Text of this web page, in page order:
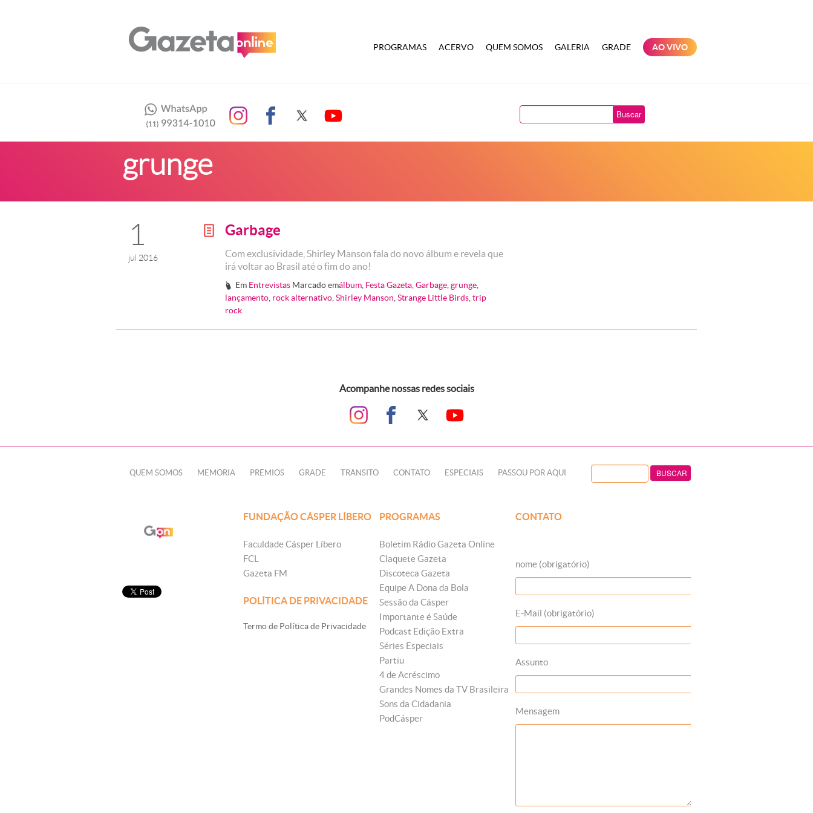
PROGRAMAS ACERVO QUEM SOMOS GALERIA GRADE AO VIVO
Buscar
grunge
1
jul 2016
g Garbage
Com exclusividade, Shirley Manson fala do novo álbum e revela que
irá voltar ao Brasil até o fim do ano!
# Em Entrevistas Marcado emálbum Festa Gazeta ,Garbage ,grunge
lançamento rock alternativo Shirley Manson Strange Little Birds trip
rock
Acompanhe nossas redes sociais
QUEM SOMOS MEMÓRIA PRÊMIOS GRADE TRÂNSITO CONTATO ESPECIAIS PASSOU POR AQUI
FUNDAÇÃO CÁSPER LÍBERO
Faculdade Cásper Líbero
FCL
Gazeta FM
POLÍTICA DE PRIVACIDADE
Termo de Política de Privacidade
PROGRAMAS
Boletim Rádio Gazeta Online
Claquete Gazeta
Discoteca Gazeta
Equipe A Dona da Bola
Sessão da Cásper
Importante é Saúde
Podcast Edição Extra
Séries Especiais
Partiu
4 de Acréscimo
Grandes Nomes da TV Brasileira
Sons da Cidadania
PodCásper
CONTATO
nome (obrigatório)
E-Mail (obrigatório)
Assunto
Mensagem